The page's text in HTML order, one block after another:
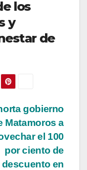
los
y
de
gobierno
Matamoros a
el 100
por ciento de
descuento en